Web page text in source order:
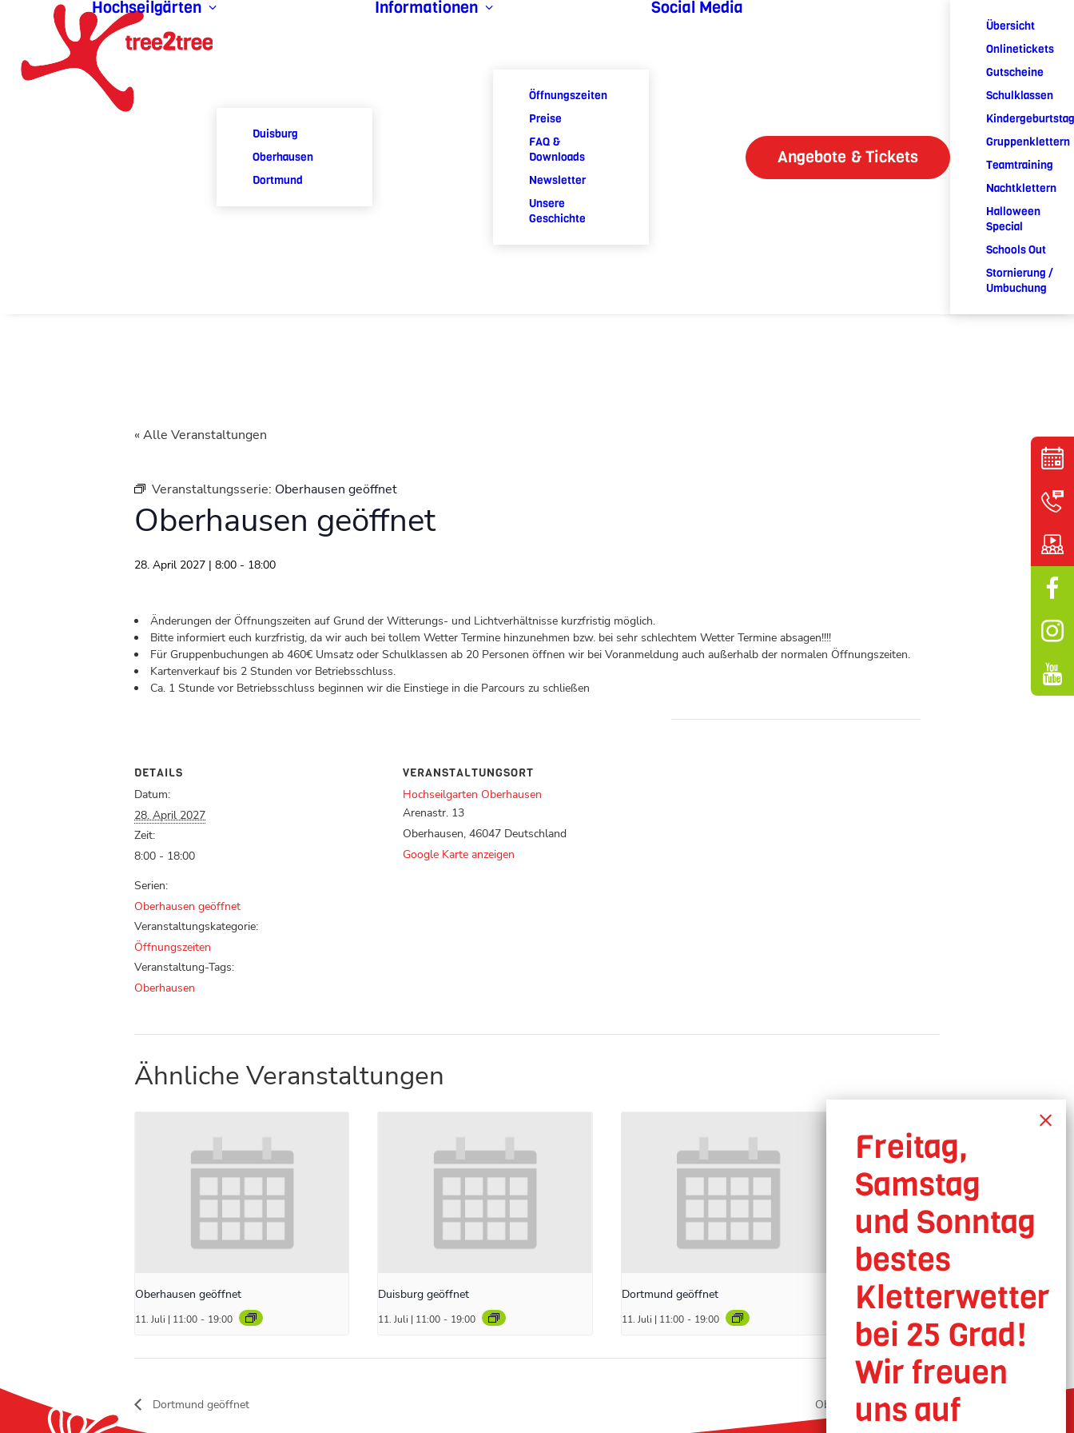
Hochseilgärten
Duisburg
Oberhausen
Dortmund
Informationen
Öffnungszeiten
Preise
FAQ &
Downloads
Newsletter
Unsere
Geschichte
Social Media
Angebote & Tickets
Übersicht
Onlinetickets
Gutscheine
Schulklassen
Kindergeburtstag
Gruppenklettern
Teamtraining
Nachtklettern
Halloween
Special
Schools Out
Stornierung /
Umbuchung
« Alle Veranstaltungen
Veranstaltungsserie: Oberhausen geöffnet
Oberhausen geöffnet
28. April 2027 | 8:00 - 18:00
Änderungen der Öffnungszeiten auf Grund der Witterungs- und Lichtverhältnisse kurzfristig möglich.
Bitte informiert euch kurzfristig, da wir auch bei tollem Wetter Termine hinzunehmen bzw. bei sehr schlechtem Wetter Termine absagen!!!!
Für Gruppenbuchungen ab 460€ Umsatz oder Schulklassen ab 20 Personen öffnen wir bei Voranmeldung auch außerhalb der normalen Öffnungszeiten.
Kartenverkauf bis 2 Stunden vor Betriebsschluss.
Ca. 1 Stunde vor Betriebsschluss beginnen wir die Einstiege in die Parcours zu schließen
DETAILS
Datum:
28. April 2027
Zeit:
8:00 - 18:00
Serien:
Oberhausen geöffnet
Veranstaltungskategorie:
Öffnungszeiten
Veranstaltung-Tags:
Oberhausen
VERANSTALTUNGSORT
Hochseilgarten Oberhausen
Arenastr. 13
Oberhausen, 46047 Deutschland
Google Karte anzeigen
Ähnliche Veranstaltungen
Oberhausen geöffnet
11. Juli | 11:00 - 19:00
Duisburg geöffnet
11. Juli | 11:00 - 19:00
Dortmund geöffnet
11. Juli | 11:00 - 19:00
Dortmund geöffnet Oberhausen geöffnet